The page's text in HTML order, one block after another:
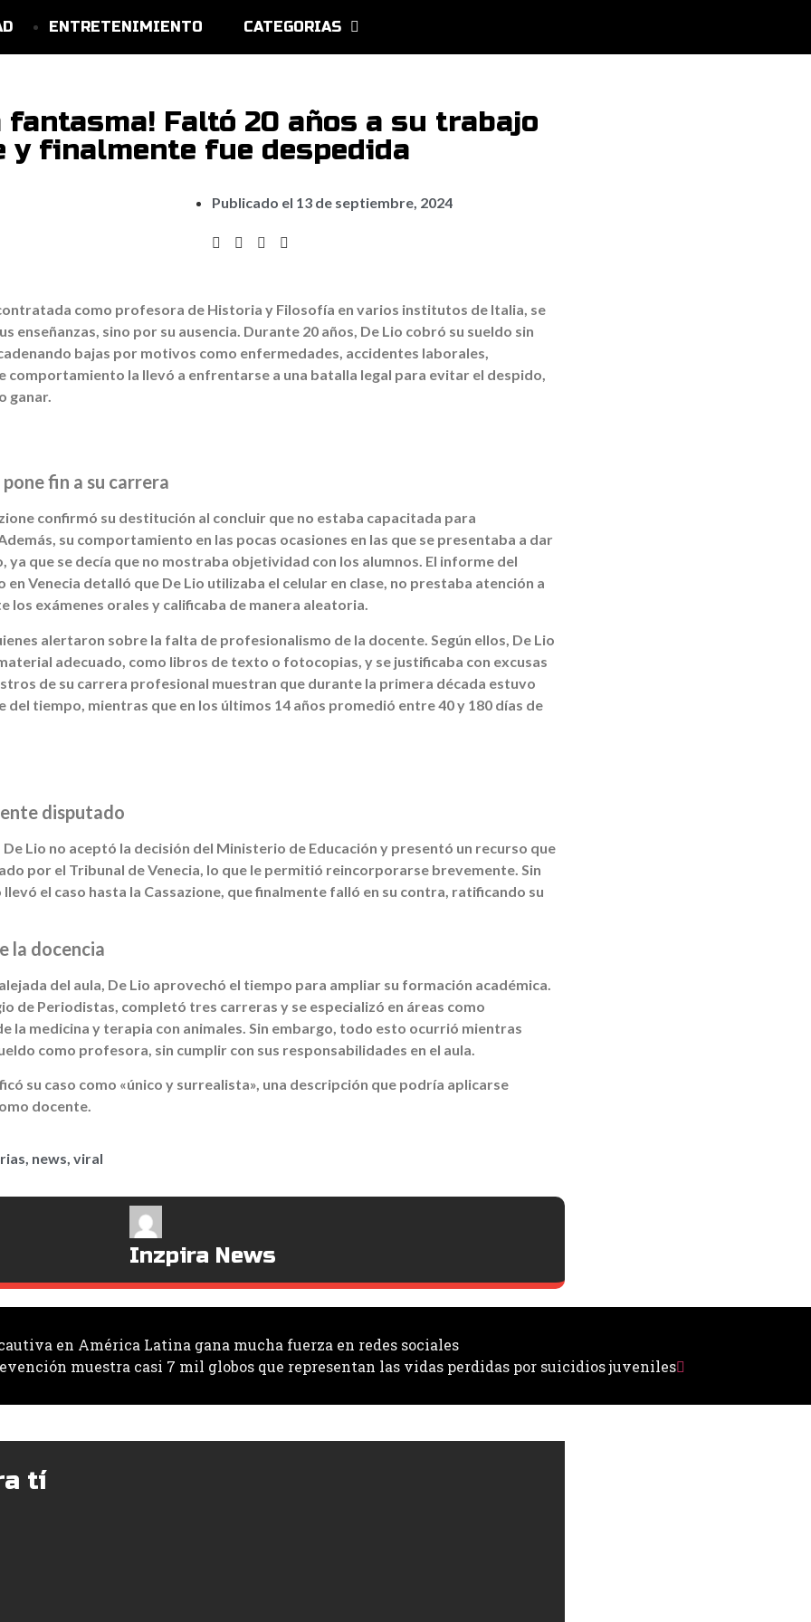
ENTRETENIMIENTO CATEGORIAS
fantasma! Faltó 20 años a su trabajo
y finalmente fue despedida
Publicado el 13 de septiembre, 2024
como profesora de Historia y Filosofía en varios institutos de Italia, se
enseñanzas, sino por su ausencia. Durante 20 años, De Lio cobró su sueldo sin
bajas por motivos como enfermedades, accidentes laborales,
comportamiento la llevó a enfrentarse a una batalla legal para evitar el despido,
ganar.
fin a su carrera
confirmó su destitución al concluir que no estaba capacitada para
su comportamiento en las pocas ocasiones en las que se presentaba a dar
ya que se decía que no mostraba objetividad con los alumnos. El informe del
Venecia detalló que De Lio utilizaba el celular en clase, no prestaba atención a
los exámenes orales y calificaba de manera aleatoria.
alertaron sobre la falta de profesionalismo de la docente. Según ellos, De Lio
adecuado, como libros de texto o fotocopias, y se justificaba con excusas
de su carrera profesional muestran que durante la primera década estuvo
del tiempo, mientras que en los últimos 14 años promedió entre 40 y 180 días de
disputado
Lio no aceptó la decisión del Ministerio de Educación y presentó un recurso que
por el Tribunal de Venecia, lo que le permitió reincorporarse brevemente. Sin
el caso hasta la Cassazione, que finalmente falló en su contra, ratificando su
la docencia
del aula, De Lio aprovechó el tiempo para ampliar su formación académica.
de Periodistas, completó tres carreras y se especializó en áreas como
la medicina y terapia con animales. Sin embargo, todo esto ocurrió mientras
como profesora, sin cumplir con sus responsabilidades en el aula.
su caso como «único y surrealista», una descripción que podría aplicarse
docente.
, news, viral
Inzpira News
en América Latina gana mucha fuerza en redes sociales
muestra casi 7 mil globos que representan las vidas perdidas por suicidios juveniles
tí